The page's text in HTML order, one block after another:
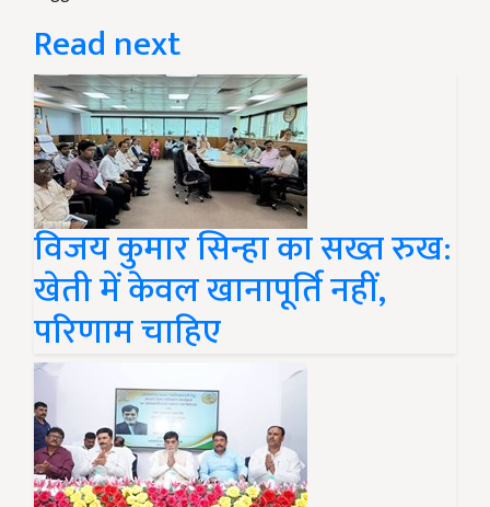
Read next
विजय कुमार सिन्हा का सख्त रुख:
खेती में केवल खानापूर्ति नहीं,
परिणाम चाहिए